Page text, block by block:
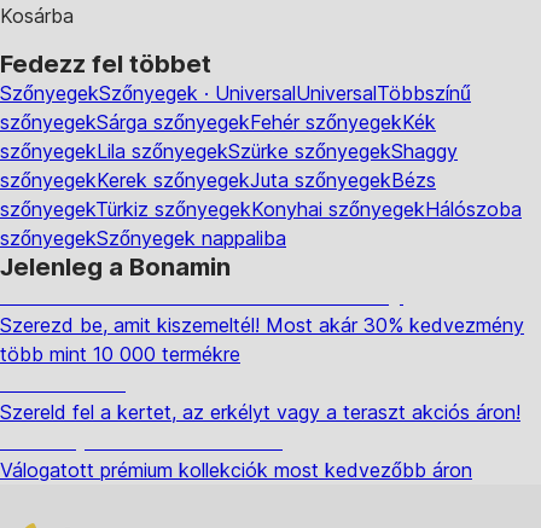
Kosárba
Fedezz fel többet
SzőnyegekSzőnyegek · UniversalUniversalTöbbszínű
szőnyegekSárga szőnyegekFehér szőnyegekKék
szőnyegekLila szőnyegekSzürke szőnyegekShaggy
szőnyegekKerek szőnyegekJuta szőnyegekBézs
szőnyegekTürkiz szőnyegekKonyhai szőnyegekHálószoba
szőnyegekSzőnyegek nappaliba
Jelenleg a Bonamin
Szerezd be, amit kiszemeltél! Most akár 30% kedvezmény
több mint 10 000 termékre
Szereld fel a kertet, az erkélyt vagy a teraszt akciós áron!
Válogatott prémium kollekciók most kedvezőbb áron